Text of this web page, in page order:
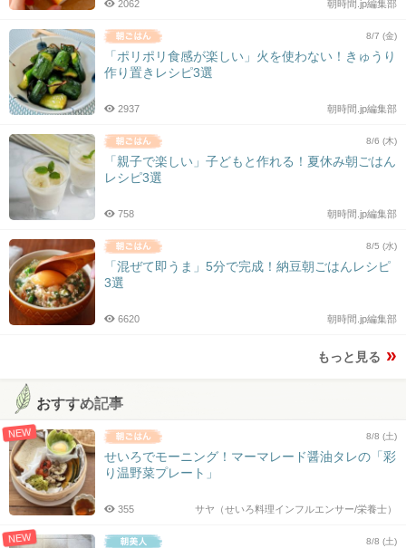
朝時間.jp編集部
2062
8/7 (金)
「ポリポリ食感が楽しい」火を使わない！きゅうり
作り置きレシピ3選
朝時間.jp編集部
2937
8/6 (木)
「親子で楽しい」子どもと作れる！夏休み朝ごはん
レシピ3選
朝時間.jp編集部
758
8/5 (水)
「混ぜて即うま」5分で完成！納豆朝ごはんレシピ
3選
朝時間.jp編集部
6620
もっと見る
おすすめ記事
NEW 8/8 (土)
せいろでモーニング！マーマレード醤油タレの「彩
り温野菜プレート」
サヤ（せいろ料理インフルエンサー/栄養士）
355
NEW 8/8 (土)